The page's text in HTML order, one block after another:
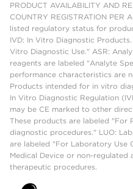
PRODUCT AVAILABILITY AND
COUNTRY REGISTRATION PER
listed regulatory status for
IVD: In Vitro Diagnostic
Vitro Diagnostic Use." ASR:
reagents are labeled "Analyte
performance characteristics are
Products intended for in vitro
In Vitro Diagnostic Regulation
may be CE marked to other
These products are labeled "For
diagnostic procedures." LUO:
are labeled "For Laboratory Use
Medical Device or non-
therapeutic procedures.